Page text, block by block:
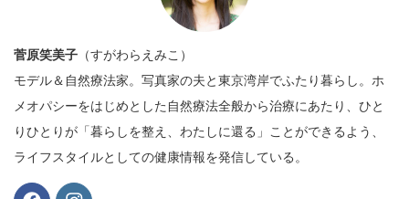
菅原笑美子 （すがわらえみこ）
モデル＆自然療法家。写真家の夫と東京湾岸でふたり暮らし。ホ
メオパシーをはじめとした自然療法全般から治療にあたり、ひと
りひとりが「暮らしを整え、わたしに還る」ことができるよう、
ライフスタイルとしての健康情報を発信している。